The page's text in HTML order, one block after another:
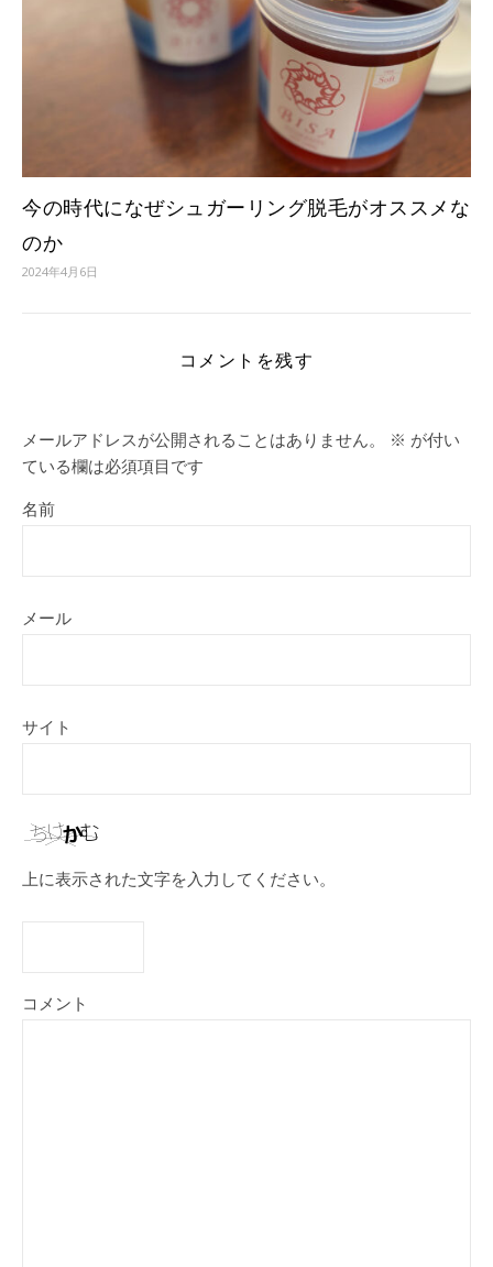
今の時代になぜシュガーリング脱毛がオススメな
のか
2024年4月6日
コメントを残す
メールアドレスが公開されることはありません。 ※ が付い
ている欄は必須項目です
名前
メール
サイト
上に表示された文字を入力してください。
コメント